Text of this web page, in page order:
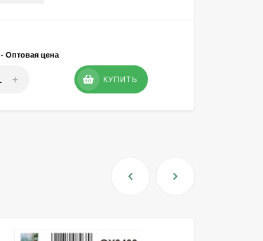
- Оптовая цена
+ КУПИТЬ